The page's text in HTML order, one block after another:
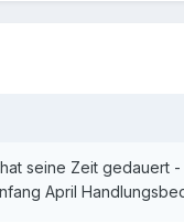
seine Zeit
April